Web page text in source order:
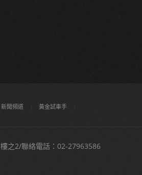
新聞頻道 黃金試車手
之2/聯絡電話：02-27963586